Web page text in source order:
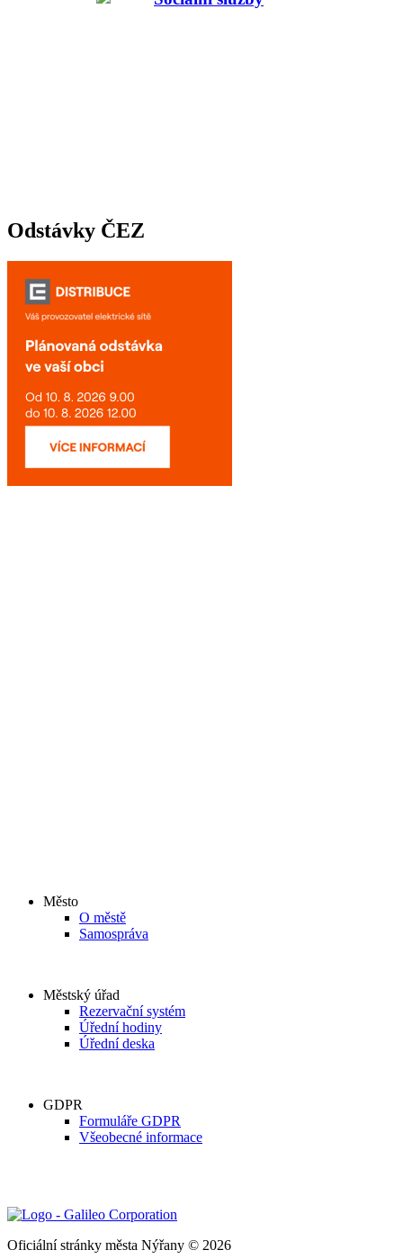
Odstávky ČEZ
Město
O městě
Samospráva
Městský úřad
Rezervační systém
Úřední hodiny
Úřední deska
GDPR
Formuláře GDPR
Všeobecné informace
Oficiální stránky města Nýřany © 2026